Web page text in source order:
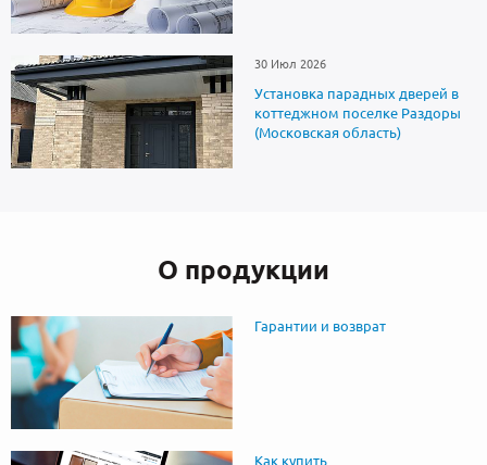
30 Июл 2026
Установка парадных дверей в
коттеджном поселке Раздоры
(Московская область)
О продукции
Гарантии и возврат
Как купить